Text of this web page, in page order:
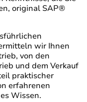
original SAP®
wir Ihnen
von den
und dem Verkauf
praktischer
erfahrenen
Wissen.